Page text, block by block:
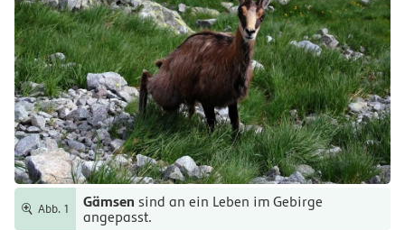
Abb. 1 Gämsen sind an ein Leben im Gebirge
angepasst.